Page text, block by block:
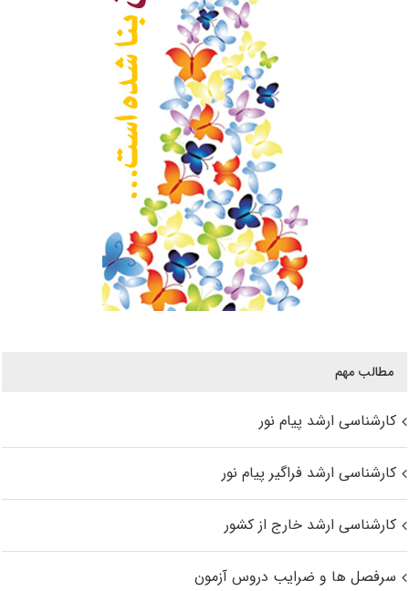
مطالب مهم
کارشناسی ارشد پیام نور
کارشناسی ارشد فراگیر پیام نور
کارشناسی ارشد خارج از کشور
سرفصل ها و ضرایب دروس آزمون